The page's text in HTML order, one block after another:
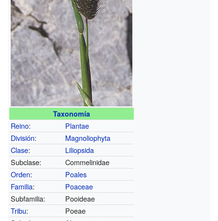
Taxonomía
Reino:
Plantae
División:
Magnoliophyta
Clase:
Liliopsida
Subclase:
Commelinidae
Orden:
Poales
Familia:
Poaceae
Subfamilia:
Pooideae
Tribu:
Poeae